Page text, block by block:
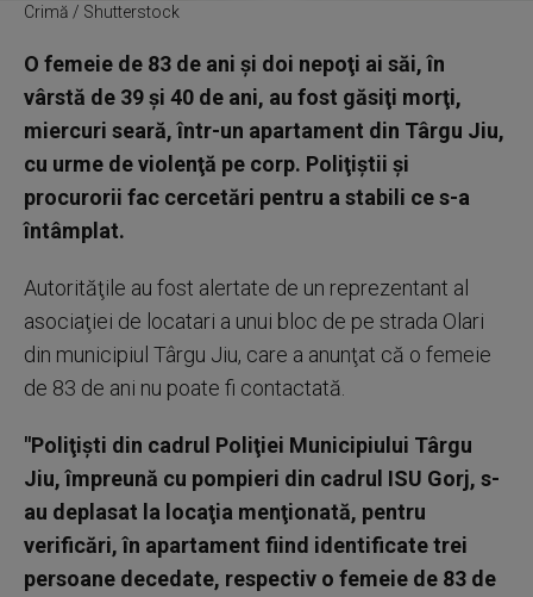
Crimă / Shutterstock
O femeie de 83 de ani şi doi nepoţi ai săi, în
vârstă de 39 şi 40 de ani, au fost găsiţi morţi,
miercuri seară, într-un apartament din Târgu Jiu,
cu urme de violenţă pe corp. Poliţiştii şi
procurorii fac cercetări pentru a stabili ce s-a
întâmplat.
Autorităţile au fost alertate de un reprezentant al
asociaţiei de locatari a unui bloc de pe strada Olari
din municipiul Târgu Jiu, care a anunţat că o femeie
de 83 de ani nu poate fi contactată.
"Poliţişti din cadrul Poliţiei Municipiului Târgu
Jiu, împreună cu pompieri din cadrul ISU Gorj, s-
au deplasat la locaţia menţionată, pentru
verificări, în apartament fiind identificate trei
persoane decedate, respectiv o femeie de 83 de